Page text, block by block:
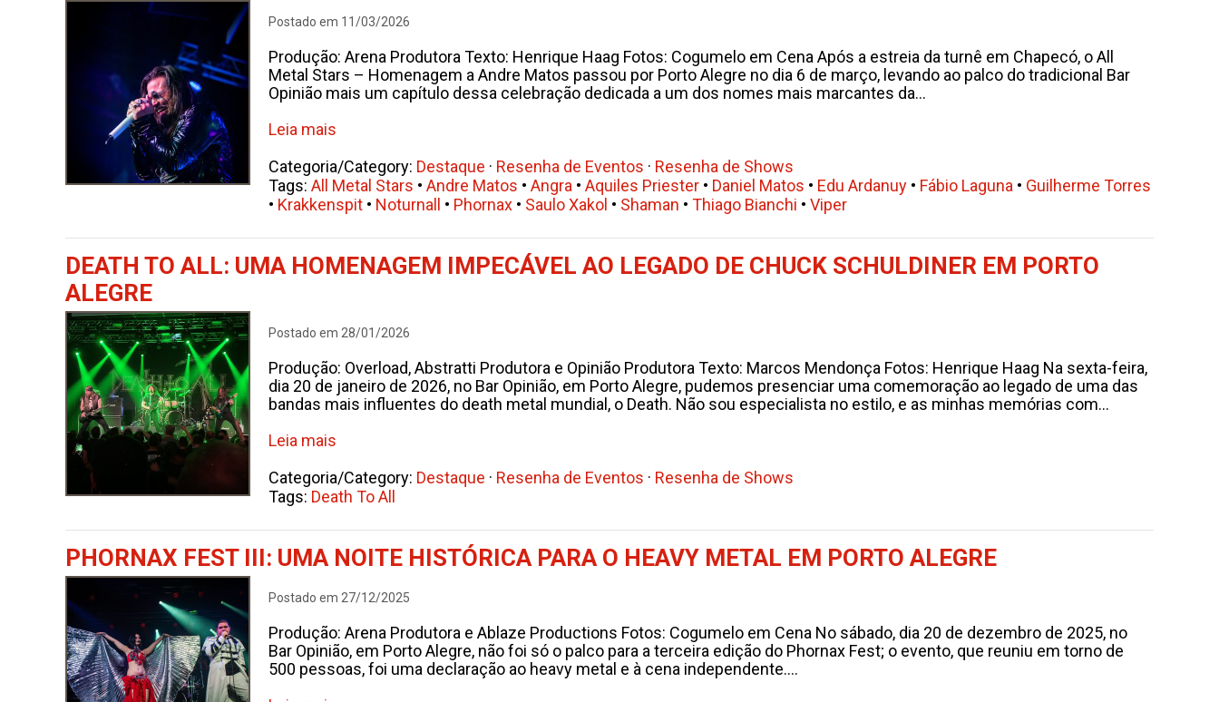
Postado em 11/03/2026
Produção: Arena Produtora Texto: Henrique Haag Fotos: Cogumelo em Cena Após a estreia da turnê em Chapecó, o All
Metal Stars – Homenagem a Andre Matos passou por Porto Alegre no dia 6 de março, levando ao palco do tradicional Bar
Opinião mais um capítulo dessa celebração dedicada a um dos nomes mais marcantes da...
Leia mais
Categoria/Category: Destaque · Resenha de Eventos · Resenha de Shows
Tags: All Metal Stars • Andre Matos • Angra • Aquiles Priester • Daniel Matos • Edu Ardanuy • Fábio Laguna • Guilherme Torres
• Krakkenspit • Noturnall • Phornax • Saulo Xakol • Shaman • Thiago Bianchi • Viper
DEATH TO ALL: UMA HOMENAGEM IMPECÁVEL AO LEGADO DE CHUCK SCHULDINER EM PORTO
ALEGRE
Postado em 28/01/2026
Produção: Overload, Abstratti Produtora e Opinião Produtora Texto: Marcos Mendonça Fotos: Henrique Haag Na sexta-feira,
dia 20 de janeiro de 2026, no Bar Opinião, em Porto Alegre, pudemos presenciar uma comemoração ao legado de uma das
bandas mais influentes do death metal mundial, o Death. Não sou especialista no estilo, e as minhas memórias com...
Leia mais
Categoria/Category: Destaque · Resenha de Eventos · Resenha de Shows
Tags: Death To All
PHORNAX FEST III: UMA NOITE HISTÓRICA PARA O HEAVY METAL EM PORTO ALEGRE
Postado em 27/12/2025
Produção: Arena Produtora e Ablaze Productions Fotos: Cogumelo em Cena No sábado, dia 20 de dezembro de 2025, no
Bar Opinião, em Porto Alegre, não foi só o palco para a terceira edição do Phornax Fest; o evento, que reuniu em torno de
500 pessoas, foi uma declaração ao heavy metal e à cena independente....